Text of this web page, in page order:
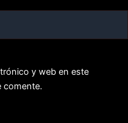
y web en este
comente.